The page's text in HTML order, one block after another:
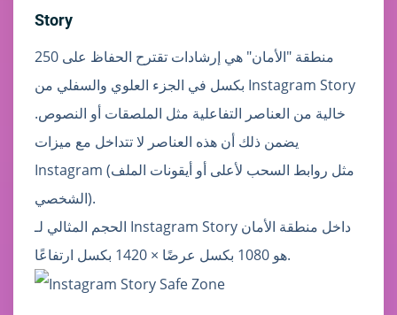
Story
منطقة "الأمان" هي إرشادات تقترح الحفاظ على 250
بكسل في الجزء العلوي والسفلي من Instagram Story
خالية من العناصر التفاعلية مثل الملصقات أو النصوص.
يضمن ذلك أن هذه العناصر لا تتداخل مع ميزات
Instagram (مثل روابط السحب لأعلى أو أيقونات الملف
الشخصي).
الحجم المثالي لـ Instagram Story داخل منطقة الأمان
هو 1080 بكسل عرضًا × 1420 بكسل ارتفاعًا.